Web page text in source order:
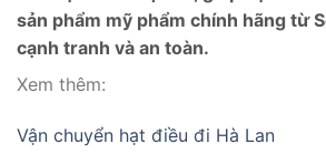
sản phẩm mỹ phẩm chính hãng từ
cạnh tranh và an toàn.
Xem thêm:
Vận chuyển hạt điều đi Hà Lan